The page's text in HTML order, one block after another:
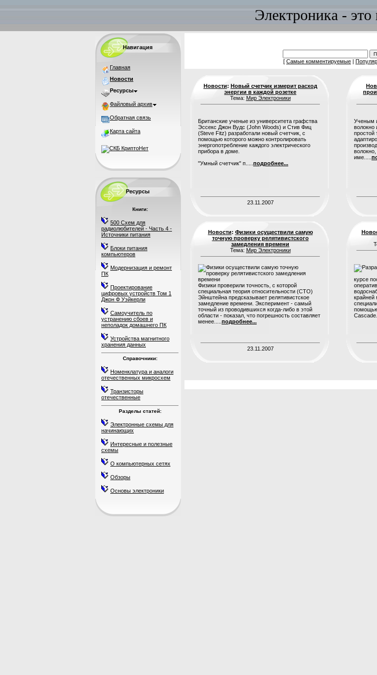
Электроника - это
Навигация
Главная
Новости
Ресурсы
Файловый архив
Обратная связь
Карта сайта
Ресурсы
Книги:
500 Схем для
радиолюбителей - Часть 4 -
Источники питания
Блоки питания
компьютеров
Модернизация и ремонт
ПК
Проектирование
цифровых устройств Том 1
Джон Ф Уэйкерли
Самоучитель по
устранению сбоев и
неполадок домашнего ПК
Устройства магнитного
хранения данных
Справочники:
Номенклатура и аналоги
отечественных микросхем
Транзисторы
отечественные
Разделы статей:
Электронные схемы для
начинающих
Интересные и полезные
схемы
О компьютерных сетях
Обзоры
Основы электроники
[ Самые комментируемые |
Новости: Новый счетчик измерит расход
энергии в каждой розетке
Тема: Мир Электроники
Британские ученые из университета графства
Эссекс Джон Вудс (John Woods) и Стив Фиц
(Steve Fitz) разработали новый счетчик, с
помощью которого можно контролировать
энергопотребление каждого электрического
прибора в доме.
"Умный счетчик" п..... подробнее...
23.11.2007
Ученым
волокно
простой
име.....
Новости: Физики осуществили самую
точную проверку релятивистского
замедления времени
Тема: Мир Электроники
Физики проверили точность, с которой
специальная теория относительности (СТО)
Эйнштейна предсказывает релятивистское
замедление времени. Эксперимент - самый
точный из проводившихся когда-либо в этой
области - показал, что погрешность составляет
менее..... подробнее...
23.11.2007
курсе
крайней
помощью